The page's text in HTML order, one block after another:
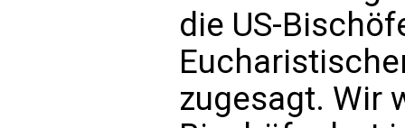
die US-
zugesagt. Wir